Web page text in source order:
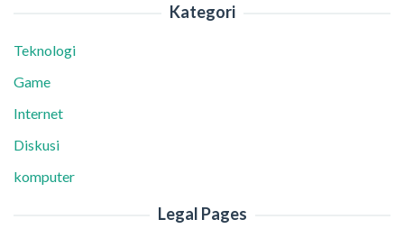
Kategori
Teknologi
Game
Internet
Diskusi
komputer
Legal Pages